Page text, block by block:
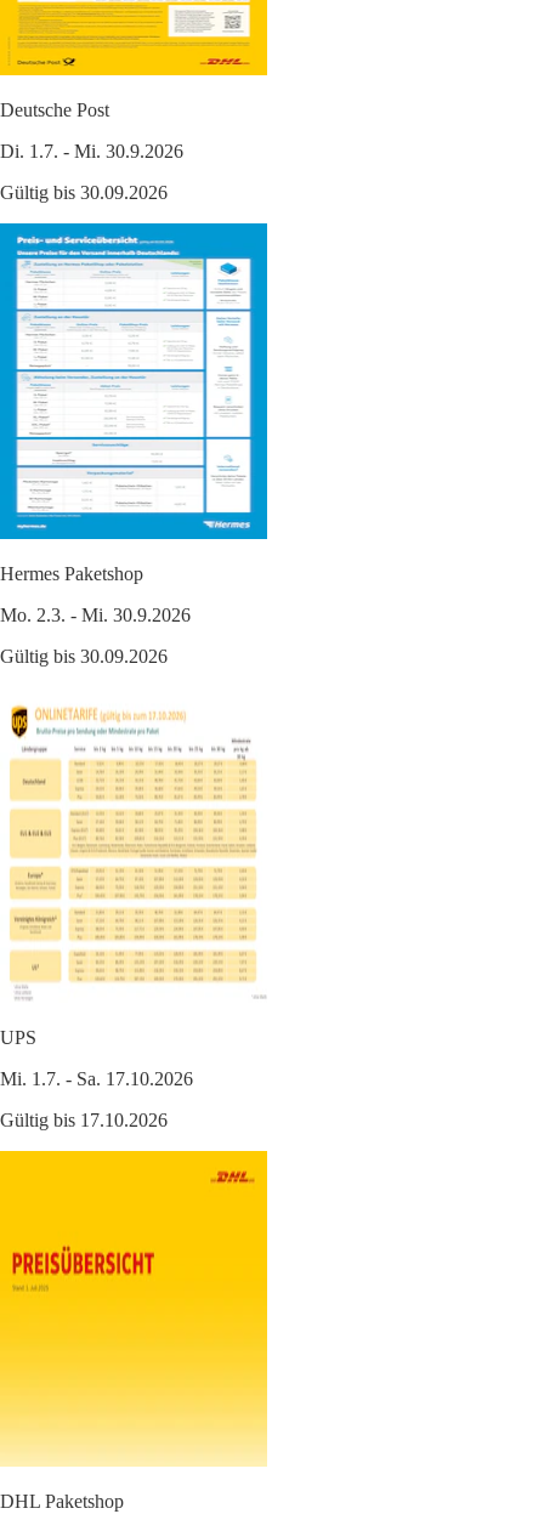
Deutsche Post
Di. 1.7. - Mi. 30.9.2026
Gültig bis 30.09.2026
Hermes Paketshop
Mo. 2.3. - Mi. 30.9.2026
Gültig bis 30.09.2026
UPS
Mi. 1.7. - Sa. 17.10.2026
Gültig bis 17.10.2026
DHL Paketshop